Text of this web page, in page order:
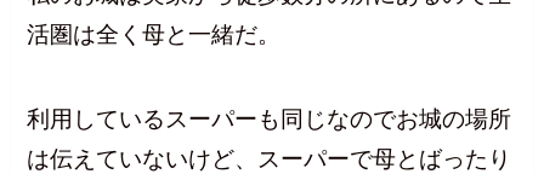
活圏は全く母と一緒だ。
利用しているスーパーも同じなのでお城の場所
は伝えていないけど、スーパーで母とばったり